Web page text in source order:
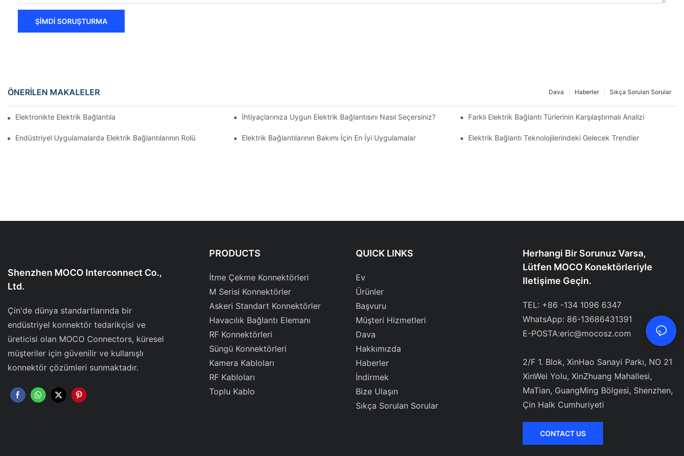
ŞIMDI SORUŞTURMA
ÖNERILEN MAKALELER Sıkça Sorulan Sorular
Haberler
Dava
Elektronikte Elektrik Bağlantıları Üzerinde Teknolojinin Etkisi İhtiyaçlarınıza Uygun Elektrik Bağlantısını Nasıl Seçersiniz? Farklı Elektrik Bağlantı Türlerinin Karşılaştırmalı Analizi
Endüstriyel Uygulamalarda Elektrik Bağlantılarının Rolü Elektrik Bağlantılarının Bakımı İçin En İyi Uygulamalar Elektrik Bağlantı Teknolojilerindeki Gelecek Trendler
Shenzhen MOCO Interconnect Co.,
Ltd.
Çin'de dünya standartlarında bir
endüstriyel konnektör tedarikçisi ve
üreticisi olan MOCO Connectors, küresel
müşteriler için güvenilir ve kullanışlı
konnektör çözümleri sunmaktadır.
PRODUCTS
İtme Çekme Konnektörleri
M Serisi Konnektörler
Askeri Standart Konnektörler
Havacılık Bağlantı Elemanı
RF Konnektörleri
Süngü Konnektörleri
Kamera Kabloları
RF Kabloları
Toplu Kablo
QUICK LINKS
Ev
Ürünler
Başvuru
Müşteri Hizmetleri
Dava
Hakkımızda
Haberler
İndirmek
Bize Ulaşın
Sıkça Sorulan Sorular
Herhangi Bir Sorunuz Varsa,
Lütfen MOCO Konektörleriyle
Iletişime Geçin.
TEL: +86 -134 1096 6347
WhatsApp: 86-13686431391
E-POSTA:eric@mocosz.com
2/F 1. Blok, XinHao Sanayi Parkı, NO 21
XinWei Yolu, XinZhuang Mahallesi,
MaTian, ​​GuangMing Bölgesi, Shenzhen,
Çin Halk Cumhuriyeti
CONTACT US